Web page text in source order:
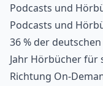
Podcasts und
Podcasts und
36 % der
Jahr Hörbücher für
Richtung On-